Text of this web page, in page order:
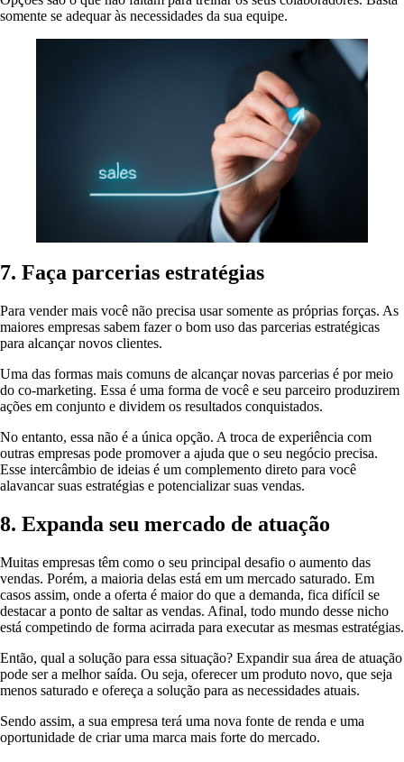
somente se adequar às necessidades da sua equipe.
7. Faça parcerias estratégias
Para vender mais você não precisa usar somente as próprias forças. As
maiores empresas sabem fazer o bom uso das parcerias estratégicas
para alcançar novos clientes.
Uma das formas mais comuns de alcançar novas parcerias é por meio
do co-marketing. Essa é uma forma de você e seu parceiro produzirem
ações em conjunto e dividem os resultados conquistados.
No entanto, essa não é a única opção. A troca de experiência com
outras empresas pode promover a ajuda que o seu negócio precisa.
Esse intercâmbio de ideias é um complemento direto para você
alavancar suas estratégias e potencializar suas vendas.
8. Expanda seu mercado de atuação
Muitas empresas têm como o seu principal desafio o aumento das
vendas. Porém, a maioria delas está em um mercado saturado. Em
casos assim, onde a oferta é maior do que a demanda, fica difícil se
destacar a ponto de saltar as vendas. Afinal, todo mundo desse nicho
está competindo de forma acirrada para executar as mesmas estratégias.
Então, qual a solução para essa situação? Expandir sua área de atuação
pode ser a melhor saída. Ou seja, oferecer um produto novo, que seja
menos saturado e ofereça a solução para as necessidades atuais.
Sendo assim, a sua empresa terá uma nova fonte de renda e uma
oportunidade de criar uma marca mais forte do mercado.